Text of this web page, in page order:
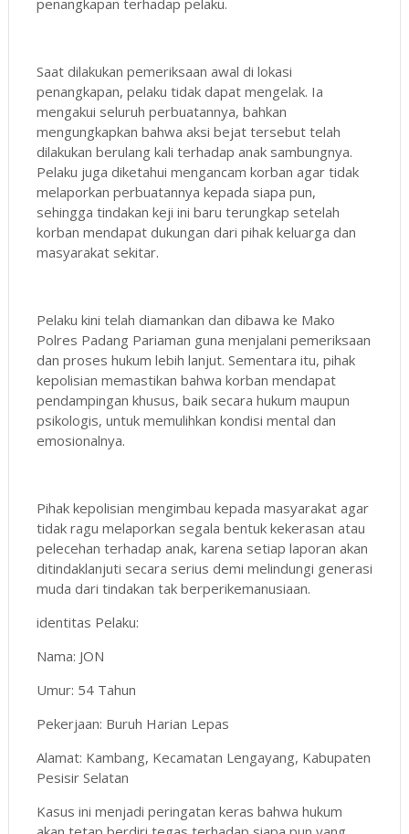
Saat dilakukan pemeriksaan awal di lokasi
penangkapan, pelaku tidak dapat mengelak. Ia
mengakui seluruh perbuatannya, bahkan
mengungkapkan bahwa aksi bejat tersebut telah
dilakukan berulang kali terhadap anak sambungnya.
Pelaku juga diketahui mengancam korban agar tidak
melaporkan perbuatannya kepada siapa pun,
sehingga tindakan keji ini baru terungkap setelah
korban mendapat dukungan dari pihak keluarga dan
masyarakat sekitar.
Pelaku kini telah diamankan dan dibawa ke Mako
Polres Padang Pariaman guna menjalani pemeriksaan
dan proses hukum lebih lanjut. Sementara itu, pihak
kepolisian memastikan bahwa korban mendapat
pendampingan khusus, baik secara hukum maupun
psikologis, untuk memulihkan kondisi mental dan
emosionalnya.
Pihak kepolisian mengimbau kepada masyarakat agar
tidak ragu melaporkan segala bentuk kekerasan atau
pelecehan terhadap anak, karena setiap laporan akan
ditindaklanjuti secara serius demi melindungi generasi
muda dari tindakan tak berperikemanusiaan.
identitas Pelaku:
Nama: JON
Umur: 54 Tahun
Pekerjaan: Buruh Harian Lepas
Alamat: Kambang, Kecamatan Lengayang, Kabupaten
Pesisir Selatan
Kasus ini menjadi peringatan keras bahwa hukum